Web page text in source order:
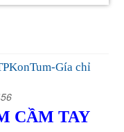
Gía chỉ
CẦM TAY